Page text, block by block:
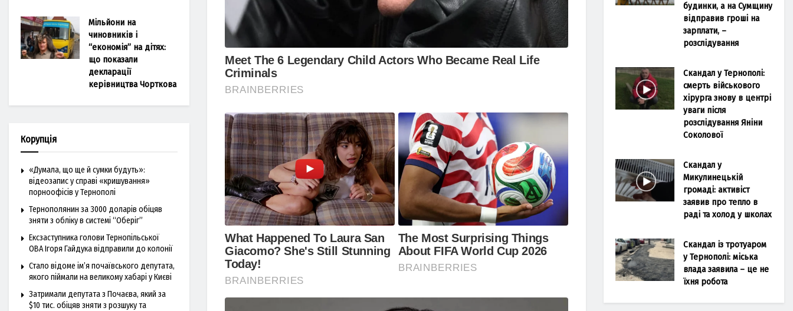
Мільйони на
чиновників і
“економія” на дітях:
що показали
декларації
керівництва Чорткова
Корупція
«Думала, що ще й сумки будуть»:
відеозапис у справі «кришування»
порноофісів у Тернополі
Тернополянин за 3000 доларів обіцяв
зняти з обліку в системі “Оберіг”
Ексзаступника голови Тернопільської
ОВА Ігоря Гайдука відправили до колонії
Стало відоме ім’я почаївського депутата,
якого піймали на великому хабарі у Києві
Затримали депутата з Почаєва, який за
$10 тис. обіцяв зняти з розшуку та
будинки, а на Сумщину
відправив гроші на
зарплати, –
розслідування
Скандал у Тернополі:
смерть військового
хірурга знову в центрі
уваги після
розслідування Яніни
Соколової
Скандал у
Микулинецькій
громаді: активіст
заявив про тепло в
раді та холод у школах
Скандал із тротуаром
у Тернополі: міська
влада заявила – це не
їхня робота